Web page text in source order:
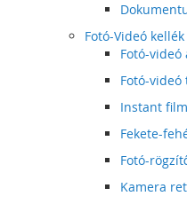
Fotó-Videó kellék
Fotó-videó
Fotó-videó
Instant film
Fekete-
Fotó-
Kamera